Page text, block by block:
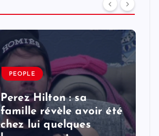
PEOPLE
Perez Hilton : sa
famille révèle avoir été
chez lui quelques